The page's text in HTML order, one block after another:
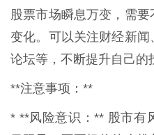
股票市场瞬息万变，需
变化。可以关注财经新
论坛等，不断提升自己的
**注意事项：**
* **风险意识：** 股市有